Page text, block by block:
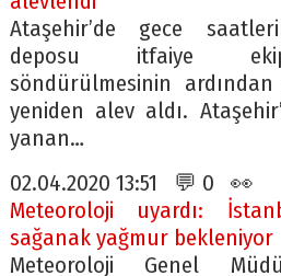
Ataşehir’de gece
deposu itfaiye
söndürülmesinin
yeniden alev aldı.
yanan…
02.04.2020 13:51 💬 0 👀
Meteoroloji uyardı:
sağanak yağmur bekleniyor
Meteoroloji Genel